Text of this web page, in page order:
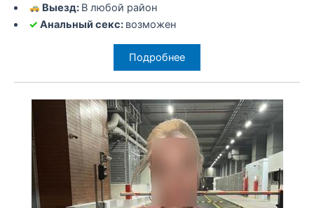
Выезд: В любой район
✓ Анальный секс: возможен
Подробнее